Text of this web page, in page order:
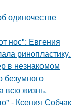
одиночестве
нос": Евгения
ринопластику.
в незнакомом
безумного
всю жизнь.
- Ксения Собчак